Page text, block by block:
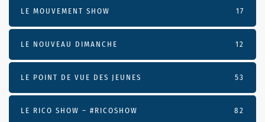
LE MOUVEMENT SHOW 17
LE NOUVEAU DIMANCHE 12
LE POINT DE VUE DES JEUNES 53
LE RICO SHOW – #RICOSHOW 82